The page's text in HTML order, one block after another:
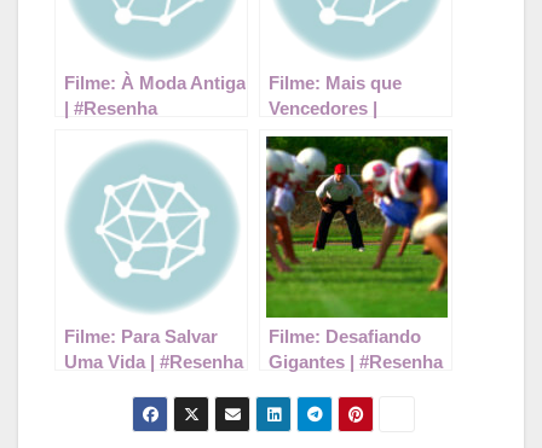
Filme: À Moda Antiga
| #Resenha
Filme: Mais que
Vencedores |
#Resenha
Filme: Para Salvar
Uma Vida | #Resenha
Filme: Desafiando
Gigantes | #Resenha